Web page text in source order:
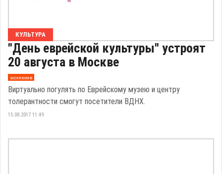
КУЛЬТУРА
"День еврейской культуры" устроят
20 августа в Москве
эксклюзив
Виртуально погулять по Еврейскому музею и центру
толерантности смогут посетители ВДНХ.
15.08.2017 11:49